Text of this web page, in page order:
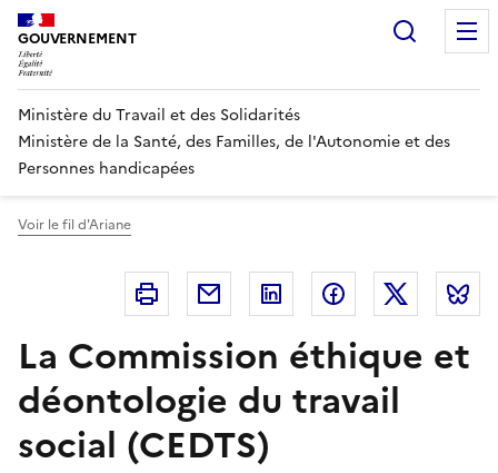
Panneau de gestion des cookies
GOUVERNEMENT
Ministère du Travail et des Solidarités
Ministère de la Santé, des Familles, de l'Autonomie et des
Personnes handicapées
Voir le fil d'Ariane
Imprimer Courriel Linkedin FacebookTwitter
La Commission éthique et
déontologie du travail
social (CEDTS)